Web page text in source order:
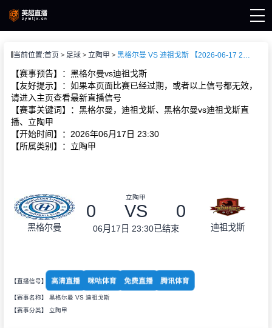
播
闻
当前位置:首页 足球 立陶甲 黑格尔曼 VS 迪祖戈斯 【2026-06-17 23:30:00】
【赛事预告】：黑格尔曼vs迪祖戈斯
【友好提示】：如果本页面比赛已经过期，或者以上信号都无效，
请进入主页查看最新直播信号
【赛事关键词】：黑格尔曼，迪祖戈斯、黑格尔曼vs迪祖戈斯直
播、立陶甲
【开始时间】：2026年06月17日 23:30
【所属类别】：立陶甲
黑格尔曼
立陶甲
0 VS 0
06月17日 23:30已结束 迪祖戈斯
【直播信号】 高清直播 咪咕体育 免费直播 腾讯体育
【赛事名称】 黑格尔曼 VS 迪祖戈斯
【赛事分类】 立陶甲